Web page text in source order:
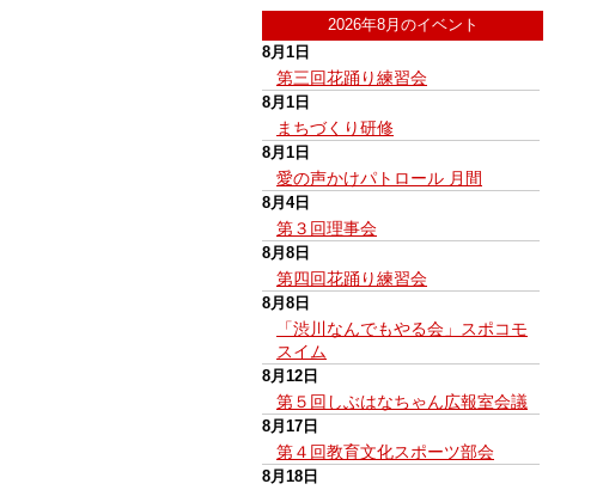
2026年8月のイベント
8月1日
第三回花踊り練習会
8月1日
まちづくり研修
8月1日
愛の声かけパトロール 月間
8月4日
第３回理事会
8月8日
第四回花踊り練習会
8月8日
「渋川なんでもやる会」スポコモ
スイム
8月12日
第５回しぶはなちゃん広報室会議
8月17日
第４回教育文化スポーツ部会
8月18日